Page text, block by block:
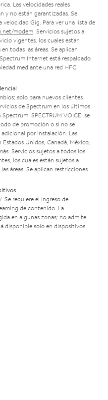
Las velocidades reales
y no están garantizadas. Se
velocidad Gig. Para ver una lista de
modem. Servicios sujetos a
vigentes, los cuales están
todas las áreas. Se aplican
Internet está respaldado
mediante una red HFC.
solo para nuevos clientes
de Spectrum en los últimos
SPECTRUM VOICE: se
de promoción o si no se
por instalación. Las
Unidos, Canadá, México,
Servicios sujetos a todos los
los cuales están sujetos a
áreas. Se aplican restricciones.
Se requiere el ingreso de
de contenido. La
en algunas zonas; no admite
disponible solo en dispositivos